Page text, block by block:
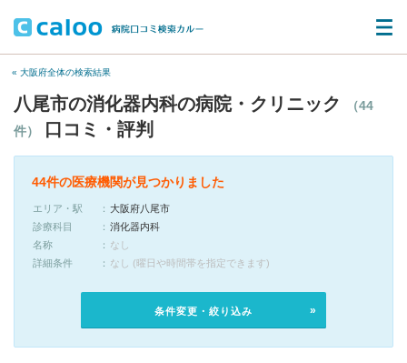
« 大阪府全体の検索結果
八尾市の消化器内科の病院・クリニック
（44
件）
口コミ・評判
44件の医療機関が見つかりました
エリア・駅
大阪府八尾市
診療科目
消化器内科
名称
なし
詳細条件
なし (曜日や時間帯を指定できます)
条件変更・絞り込み